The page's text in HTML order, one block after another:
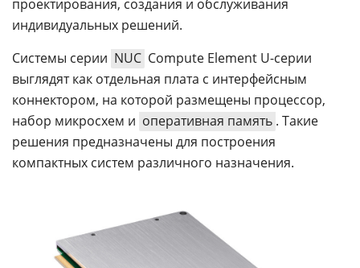
проектирования, создания и обслуживания
индивидуальных решений.
Системы серии NUC Compute Element U-серии
выглядят как отдельная плата с интерфейсным
коннектором, на которой размещены процессор,
набор микросхем и оперативная память . Такие
решения предназначены для построения
компактных систем различного назначения.